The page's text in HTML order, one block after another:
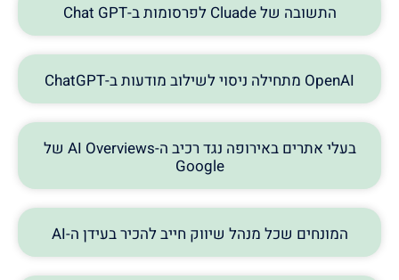
התשובה של Cluade לפרסומות ב-Chat GPT
OpenAI מתחילה ניסוי לשילוב מודעות ב-ChatGPT
בעלי אתרים באירופה נגד רכיב ה-AI Overviews של
Google
המונחים שכל מנהל שיווק חייב להכיר בעידן ה-AI